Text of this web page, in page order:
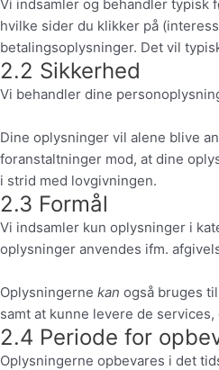
Vi indsamler og behandler typisk
hvilke sider du klikker på
betalingsoplysninger. Det vil
2.2 Sikkerhed
Vi behandler dine
Dine oplysninger vil alene blive
foranstaltninger mod, at dine
i strid med lovgivningen.
2.3 Formål
Vi indsamler kun oplysninger i
oplysninger anvendes ifm.
Oplysningerne kan også bruges
samt at kunne levere de
2.4 Periode for
Oplysningerne opbevares i det